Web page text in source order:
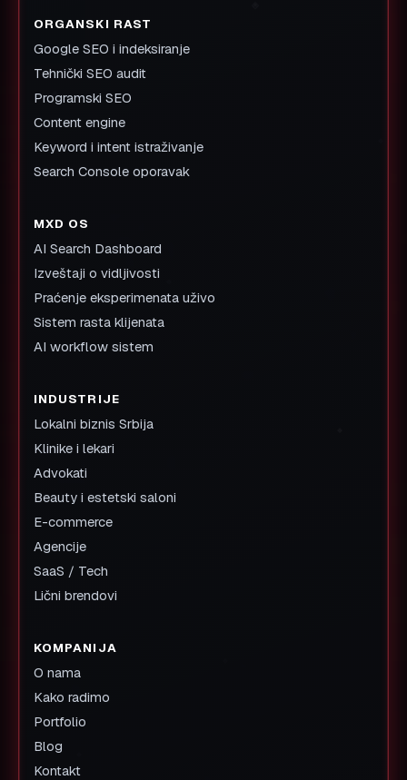
ORGANSKI RAST
Google SEO i indeksiranje
Tehnički SEO audit
Programski SEO
Content engine
Keyword i intent istraživanje
Search Console oporavak
MXD OS
AI Search Dashboard
Izveštaji o vidljivosti
Praćenje eksperimenata uživo
Sistem rasta klijenata
AI workflow sistem
INDUSTRIJE
Lokalni biznis Srbija
Klinike i lekari
Advokati
Beauty i estetski saloni
E-commerce
Agencije
SaaS / Tech
Lični brendovi
KOMPANIJA
O nama
Kako radimo
Portfolio
Blog
Kontakt